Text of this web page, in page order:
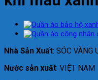
Nhà Sản Xuất: SÓC VÀNG
Nước sản xuất: VIỆT NAM